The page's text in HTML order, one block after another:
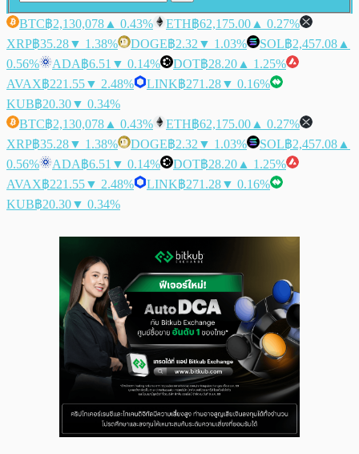
BTC฿2,130,078 ▲ 0.43% ETH฿62,175.00 ▲ 0.27%
XRP฿35.28▼ 1.38% DOGE฿2.32 ▼ 1.03% SOL฿2,457.08 ▲
0.56%
ADA฿6.51 ▼ 0.14% DOT฿28.20 ▲ 1.25%
AVAX฿221.55▼ 2.48% LINK฿271.28▼ 0.16%
KUB฿20.30▼ 0.34%
BTC฿2,130,078 ▲ 0.43% ETH฿62,175.00 ▲ 0.27%
XRP฿35.28▼ 1.38% DOGE฿2.32 ▼ 1.03% SOL฿2,457.08 ▲
0.56%
ADA฿6.51 ▼ 0.14% DOT฿28.20 ▲ 1.25%
AVAX฿221.55▼ 2.48% LINK฿271.28▼ 0.16%
KUB฿20.30▼ 0.34%